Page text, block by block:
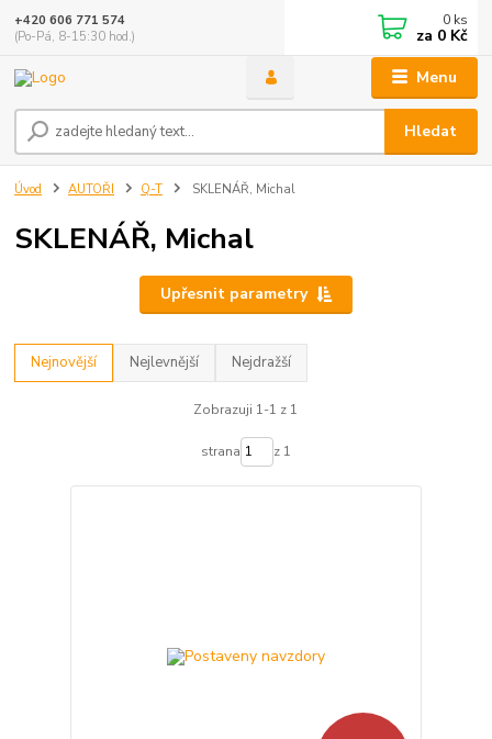
Menu
Hledat
+420 606 771 574
(Po-Pá, 8-15:30 hod.)
0 ks
za 0 Kč
Úvod AUTOŘI Q-T SKLENÁŘ, Michal
SKLENÁŘ, Michal
Upřesnit parametry
Nejnovější Nejlevnější Nejdražší
Zobrazuji 1-1 z 1
strana z 1